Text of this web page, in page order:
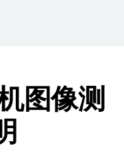
图像测